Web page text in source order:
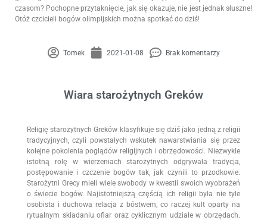
czasom? Pochopne przytaknięcie, jak się okazuje, nie jest jednak słuszne!
Otóż czcicieli bogów olimpijskich można spotkać do dziś!
Tomek 2021-01-08 Brak komentarzy
Wiara starożytnych Greków
Religię starożytnych Greków klasyfikuje się dziś jako jedną z religii
tradycyjnych, czyli powstałych wskutek nawarstwiania się przez
kolejne pokolenia poglądów religijnych i obrzędowości. Niezwykle
istotną rolę w wierzeniach starożytnych odgrywała tradycja,
postępowanie i czczenie bogów tak, jak czynili to przodkowie.
Starożytni Grecy mieli wiele swobody w kwestii swoich wyobrażeń
o świecie bogów. Najistotniejszą częścią ich religii była nie tyle
osobista i duchowa relacja z bóstwem, co raczej kult oparty na
rytualnym składaniu ofiar oraz cyklicznym udziale w obrzędach.